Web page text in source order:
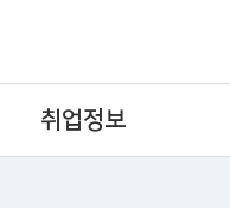
취업정보